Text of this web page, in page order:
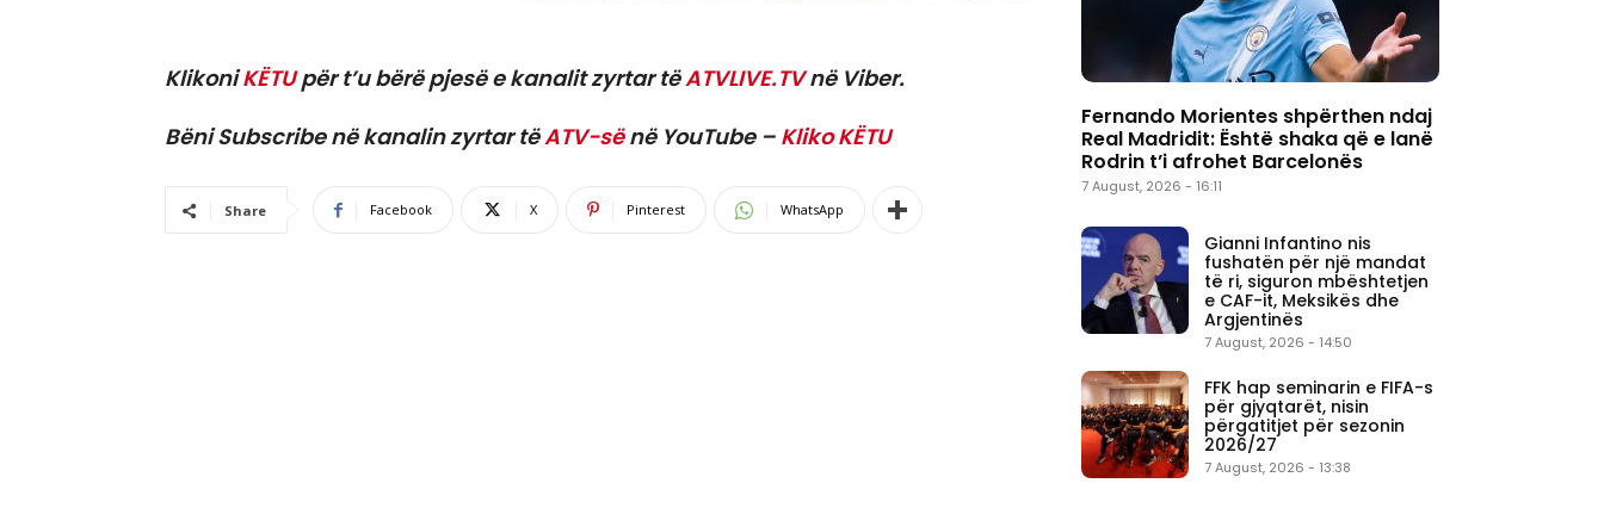
KlikoniKËTUpër t’u bërë pjesë e kanalit zyrtar tëATVLIVE.TVnë Viber.
Bëni Subscribe në kanalin zyrtar tëATV-sënë YouTube – Kliko KËTU
Share Facebook X Pinterest WhatsApp
Fernando Morientes shpërthen ndaj
Real Madridit: Është shaka që e lanë
Rodrin t’i afrohet Barcelonës
7 August, 2026 - 16:11
Gianni Infantino nis
fushatën për një mandat
të ri, siguron mbështetjen
e CAF-it, Meksikës dhe
Argjentinës
7 August, 2026 - 14:50
FFK hap seminarin e FIFA-s
për gjyqtarët, nisin
përgatitjet për sezonin
2026/27
7 August, 2026 - 13:38